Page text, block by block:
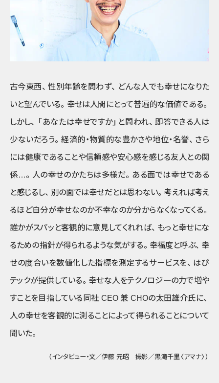
古今東西、 性別年齢を問わず、
どんな人でも幸せになりた
いと望んでいる。 幸せは人間にとって普遍的な価値である。
しかし、 「あなたは幸せですか」 と問われ、
即答できる人は
少ないだろう。 経済的・物質的な豊かさや地位・名誉、 さら
には健康であることや信頼感や安心感を感じる友人との関
係… 。 人の幸せのかたちは多様だ。 ある面では幸せである
と感じるし、 別の面では幸せだとは思わない。 考えれば考え
るほど自分が幸せなのか不幸なのか分からなくなってくる。
誰かがスパッと客観的に意見してくれれば、 もっと幸せにな
るための指針が得られるような気がする。 幸福度と呼ぶ、 幸
せの度合いを数値化した指標を測定するサービスを、 はぴ
テックが提供している。 幸せな人をテクノロジーの力で増や
すことを目指している同社 CEO 兼 CHOの太田雄介氏に、
人の幸せを客観的に測ることによって得られることについて
聞いた。
（インタビュー・文／伊藤 元昭 撮影／黒滝千里〈アマナ〉）